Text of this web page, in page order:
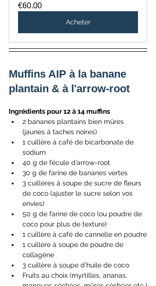
€60.00
Acheter
Muffins AIP à la banane
plantain & à l'arrow-root
Ingrédients pour 12 à 14 muffins
2 bananes plantains bien mûres
(jaunes à taches noires)
1 cuillère à café de bicarbonate de
sodium
40 g de fécule d’arrow-root
30 g de farine de bananes vertes
3 cuillères à soupe de sucre de fleurs
de coco (ajuster le sucre selon vos
envies)
50 g de farine de coco (ou poudre de
coco pour plus de texture)
1 cuillère à café de cannelle en poudre
1 cuillère à soupe de poudre de
collagène
3 cuillère à soupe d’huile de coco
Fruits au choix (myrtilles, ananas,